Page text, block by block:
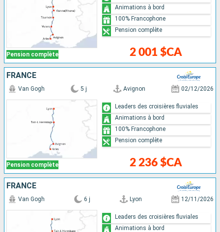
Pension complète 2 001 $CA
Animations à bord
100% Francophone
Pension complète
FRANCE
Pension complète
Van Gogh 5 j Avignon 02/12/2026
2 236 $CA
Leaders des croisières fluviales
Animations à bord
100% Francophone
Pension complète
FRANCE
Van Gogh 6 j Lyon 12/11/2026
Leaders des croisières fluviales
Animations à bord